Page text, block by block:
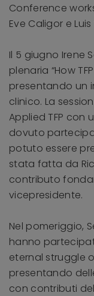
Conference
Eve Caligor e
Il 5 giugno Irene
plenaria “How
presentando un
clinico. La
Applied TFP con
dovuto
potuto essere
stata fatta da
contributo
vicepresidente.
Nel pomeriggio,
hanno
eternal struggle
presentando
con contributi